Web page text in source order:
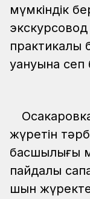
мүмкіндік
практикалық
қуануына
жүретін
басшылығы
пайдалы
шын